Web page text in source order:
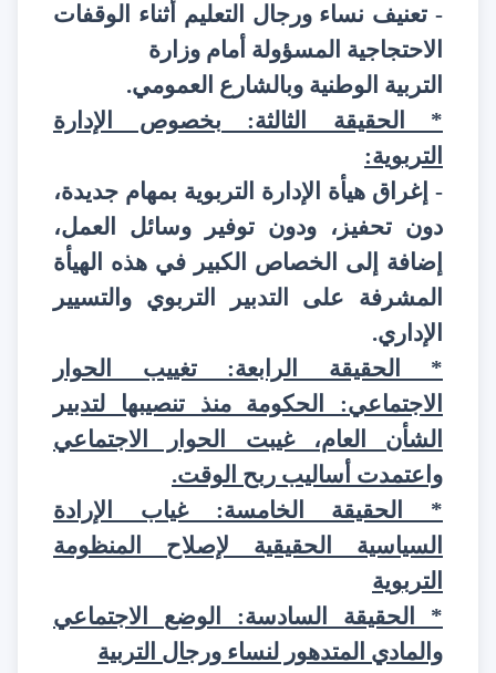
- تعنيف نساء ورجال التعليم أثناء الوقفات
الاحتجاجية المسؤولة أمام وزارة
التربية الوطنية وبالشارع العمومي.
* الحقيقة الثالثة: بخصوص الإدارة
التربوية:
- إغراق هيأة الإدارة التربوية بمهام جديدة،
دون تحفيز، ودون توفير وسائل العمل،
إضافة إلى الخصاص الكبير في هذه الهيأة
المشرفة على التدبير التربوي والتسيير
الإداري.
* الحقيقة الرابعة: تغييب الحوار
الاجتماعي: الحكومة منذ تنصيبها لتدبير
الشأن العام، غيبت الحوار الاجتماعي
واعتمدت أساليب ربح الوقت.
* الحقيقة الخامسة: غياب الإرادة
السياسية الحقيقية لإصلاح المنظومة
التربوية
* الحقيقة السادسة: الوضع الاجتماعي
والمادي المتدهور لنساء ورجال التربية